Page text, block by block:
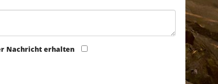
Nachricht erhalten